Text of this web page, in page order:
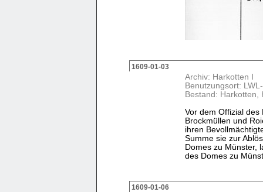
1609-01-03
Archiv: Harkotten I
Benutzungsort:
Bestand: Harkotten,
Vor dem Offizial
Brockmüllen und
ihren
Summe sie zur
Domes zu Münster,
des Domes zu
1609-01-06